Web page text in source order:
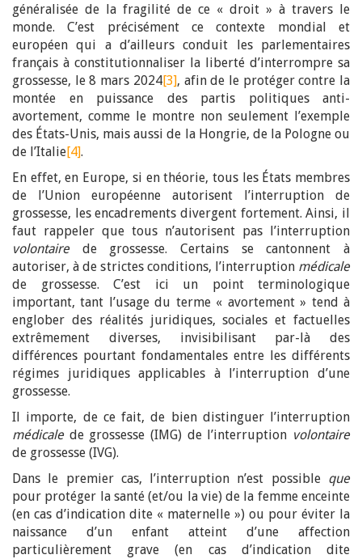
généralisée de la fragilité de ce « droit » à travers le
monde. C’est précisément ce contexte mondial et
européen qui a d’ailleurs conduit les parlementaires
français à constitutionnaliser la liberté d’interrompre sa
grossesse, le 8 mars 2024[3], afin de le protéger contre la
montée en puissance des partis politiques anti-
avortement, comme le montre non seulement l’exemple
des États-Unis, mais aussi de la Hongrie, de la Pologne ou
de l’Italie[4].
En effet, en Europe, si en théorie, tous les États membres
de l’Union européenne autorisent l’interruption de
grossesse, les encadrements divergent fortement. Ainsi, il
faut rappeler que tous n’autorisent pas l’interruption
volontaire de grossesse. Certains se cantonnent à
autoriser, à de strictes conditions, l’interruption médicale
de grossesse. C’est ici un point terminologique
important, tant l’usage du terme « avortement » tend à
englober des réalités juridiques, sociales et factuelles
extrêmement diverses, invisibilisant par-là des
différences pourtant fondamentales entre les différents
régimes juridiques applicables à l’interruption d’une
grossesse.
Il importe, de ce fait, de bien distinguer l’interruption
médicale de grossesse (IMG) de l’interruption volontaire
de grossesse (IVG).
Dans le premier cas, l’interruption n’est possible que
pour protéger la santé (et/ou la vie) de la femme enceinte
(en cas d’indication dite « maternelle ») ou pour éviter la
naissance d’un enfant atteint d’une affection
particulièrement grave (en cas d’indication dite